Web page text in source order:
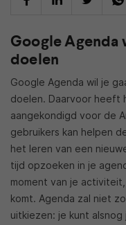
Google Agenda
doelen
Google Agenda wil je
doelen. Daarvoor heeft
aangekondigd voor de
gebruikers kan helpen
het leren van een
tijd opzoeken in je
moment van je
komt. Agenda zal niet
uitkiezen: je kunt